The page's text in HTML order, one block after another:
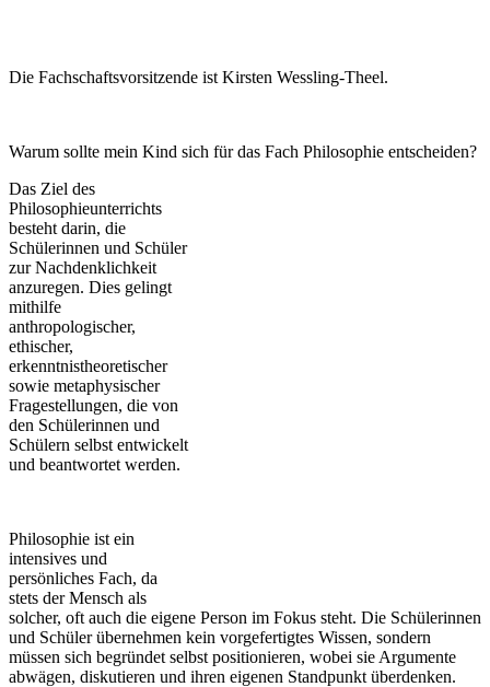
Die Fachschaftsvorsitzende ist Kirsten Wessling-Theel.
Warum sollte mein Kind sich für das Fach Philosophie entscheiden?
Das Ziel des
Philosophieunterrichts
besteht darin, die
Schülerinnen und Schüler
zur Nachdenklichkeit
anzuregen. Dies gelingt
mithilfe
anthropologischer,
ethischer,
erkenntnistheoretischer
sowie metaphysischer
Fragestellungen, die von
den Schülerinnen und
Schülern selbst entwickelt
und beantwortet werden.
Philosophie ist ein
intensives und
persönliches Fach, da
stets der Mensch als
solcher, oft auch die eigene Person im Fokus steht. Die Schülerinnen
und Schüler übernehmen kein vorgefertigtes Wissen, sondern
müssen sich begründet selbst positionieren, wobei sie Argumente
abwägen, diskutieren und ihren eigenen Standpunkt überdenken.